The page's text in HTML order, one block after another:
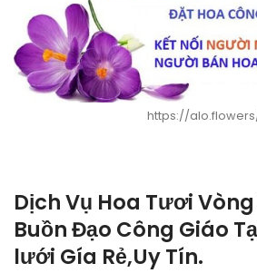
https://
Dịch Vụ Hoa Tươi
Buồn Đạo Công Giáo
lưới Gía Rẻ,Uy Tín.